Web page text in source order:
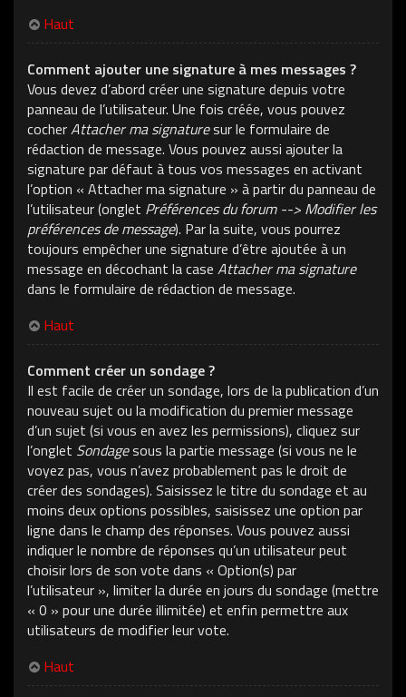
Haut
Comment ajouter une signature à mes messages ?
Vous devez d’abord créer une signature depuis votre
panneau de l’utilisateur. Une fois créée, vous pouvez
cocherAttacher ma signaturesur le formulaire de
rédaction de message. Vous pouvez aussi ajouter la
signature par défaut à tous vos messages en activant
l’option « Attacher ma signature » à partir du panneau de
l’utilisateur (onglet Préférences du forum --> Modifier les
préférences de message). Par la suite, vous pourrez
toujours empêcher une signature d’être ajoutée à un
message en décochant la case Attacher ma signature
dans le formulaire de rédaction de message.
Haut
Comment créer un sondage ?
Il est facile de créer un sondage, lors de la publication d’un
nouveau sujet ou la modification du premier message
d’un sujet (si vous en avez les permissions), cliquez sur
l’onglet Sondagesous la partie message (si vous ne le
voyez pas, vous n’avez probablement pas le droit de
créer des sondages). Saisissez le titre du sondage et au
moins deux options possibles, saisissez une option par
ligne dans le champ des réponses. Vous pouvez aussi
indiquer le nombre de réponses qu’un utilisateur peut
choisir lors de son vote dans « Option(s) par
l’utilisateur », limiter la durée en jours du sondage (mettre
« 0 » pour une durée illimitée) et enfin permettre aux
utilisateurs de modifier leur vote.
Haut